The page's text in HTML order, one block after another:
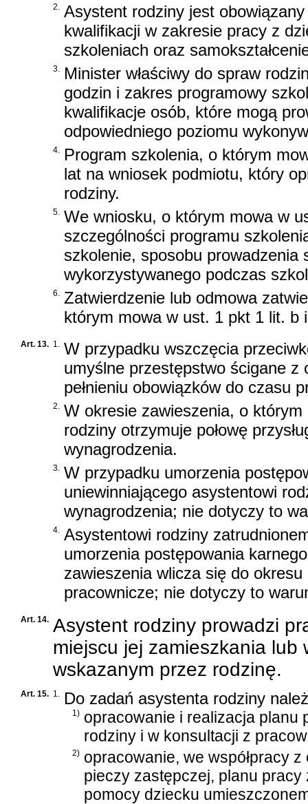
2. Asystent rodziny jest
kwalifikacji w zakresie pracy z
szkoleniach oraz
3. Minister właściwy do spraw
godzin i zakres programowy
kwalifikacje osób, które mogą
odpowiedniego poziomu
4. Program szkolenia, o którym
lat na wniosek podmiotu, który
rodziny.
5. We wniosku, o którym mowa w
szczególności programu
szkolenie, sposobu prowadzenia
wykorzystywanego podczas
6. Zatwierdzenie lub odmowa
którym mowa w ust. 1 pkt 1 lit. b
Art. 13. 1. W przypadku wszczęcia
umyślne przestępstwo ścigane z
pełnieniu obowiązków do czasu
2. W okresie zawieszenia, o
rodziny otrzymuje połowę
wynagrodzenia.
3. W przypadku umorzenia
uniewinniającego asystentowi
wynagrodzenia; nie dotyczy to
4. Asystentowi rodziny
umorzenia postępowania
zawieszenia wlicza się do
pracownicze; nie dotyczy to
Art. 14. Asystent rodziny prowadzi
miejscu jej zamieszkania lub
wskazanym przez rodzinę.
Art. 15. 1. Do zadań asystenta rodziny
1) opracowanie i realizacja planu
rodziny i w konsultacji z
2) opracowanie, we współpracy
pieczy zastępczej, planu
pomocy dziecku